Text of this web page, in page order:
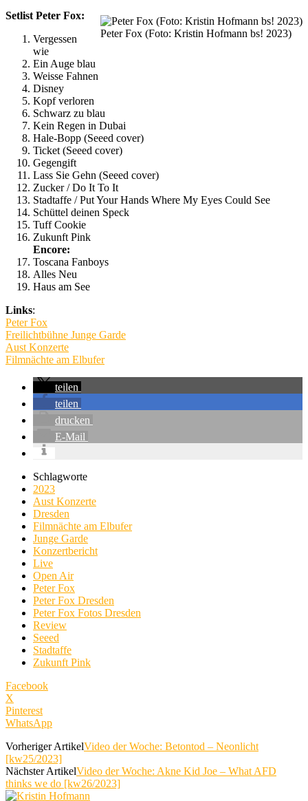
Peter Fox (Foto: Kristin Hofmann bs! 2023)
Setlist Peter Fox:
Vergessen
wie
Ein Auge blau
Weisse Fahnen
Disney
Kopf verloren
Schwarz zu blau
Kein Regen in Dubai
Hale-Bopp (Seeed cover)
Ticket (Seeed cover)
Gegengift
Lass Sie Gehn (Seeed cover)
Zucker / Do It To It
Stadtaffe / Put Your Hands Where My Eyes Could See
Schüttel deinen Speck
Tuff Cookie
Zukunft Pink
Encore:
Toscana Fanboys
Alles Neu
Haus am See
Links:
Peter Fox
Freilichtbühne Junge Garde
Aust Konzerte
Filmnächte am Elbufer
teilen
teilen
drucken
E-Mail
Schlagworte
2023
Aust Konzerte
Dresden
Filmnächte am Elbufer
Junge Garde
Konzertbericht
Live
Open Air
Peter Fox
Peter Fox Dresden
Peter Fox Fotos Dresden
Review
Seeed
Stadtaffe
Zukunft Pink
Facebook
X
Pinterest
WhatsApp
Vorheriger ArtikelVideo der Woche: Betontod – Neonlicht
[kw25/2023]
Nächster ArtikelVideo der Woche: Akne Kid Joe – What AFD
thinks we do [kw26/2023]